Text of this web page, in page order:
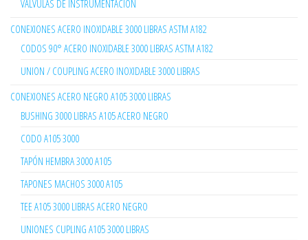
VÁLVULAS DE INSTRUMENTACIÓN
CONEXIONES ACERO INOXIDABLE 3000 LIBRAS ASTM A182
CODOS 90° ACERO INOXIDABLE 3000 LIBRAS ASTM A182
UNION / COUPLING ACERO INOXIDABLE 3000 LIBRAS
CONEXIONES ACERO NEGRO A105 3000 LIBRAS
BUSHING 3000 LIBRAS A105 ACERO NEGRO
CODO A105 3000
TAPÓN HEMBRA 3000 A105
TAPONES MACHOS 3000 A105
TEE A105 3000 LIBRAS ACERO NEGRO
UNIONES CUPLING A105 3000 LIBRAS